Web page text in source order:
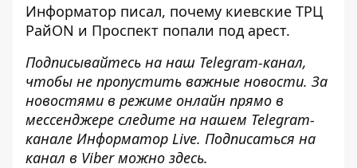
Информатор писал, почему киевские ТРЦ
РайОN и Проспект попали под арест.
Подписывайтесь на наш Telegram-канал,
чтобы не пропустить важные новости. За
новостями в режиме онлайн прямо в
мессенджере следите на нашем Telegram-
канале Информатор Live. Подписаться на
канал в Viber можно здесь.